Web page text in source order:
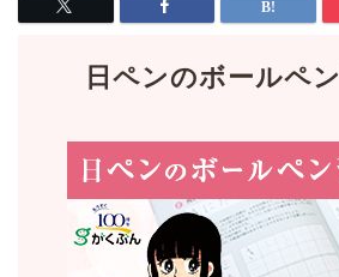
日ペンのボールペ